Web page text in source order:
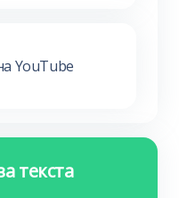
YouTube
текста